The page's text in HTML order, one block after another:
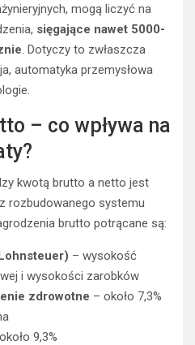
mogą liczyć na
sięgające nawet 5000-
. Dotyczy to zwłaszcza
automatyka przemysłowa
– co wpływa na
kwotą brutto a netto jest
rozbudowanego systemu
brutto potrącane są:
– wysokość
i wysokości zarobków
zdrowotne – około 7,3%
9,3%